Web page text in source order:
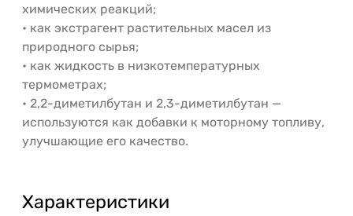
химических реакций;
• как экстрагент растительных масел из
природного сырья;
• как жидкость в низкотемпературных
термометрах;
• 2,2-диметилбутан и 2,3-диметилбутан —
используются как добавки к моторному топливу,
улучшающие его качество.
Характеристики